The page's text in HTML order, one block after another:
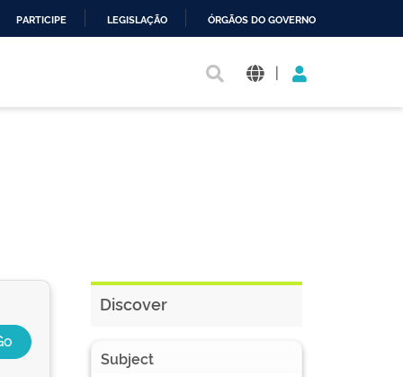
PARTICIPE LEGISLAÇÃO ÓRGÃOS DO GOVERNO
|
Discover
Subject